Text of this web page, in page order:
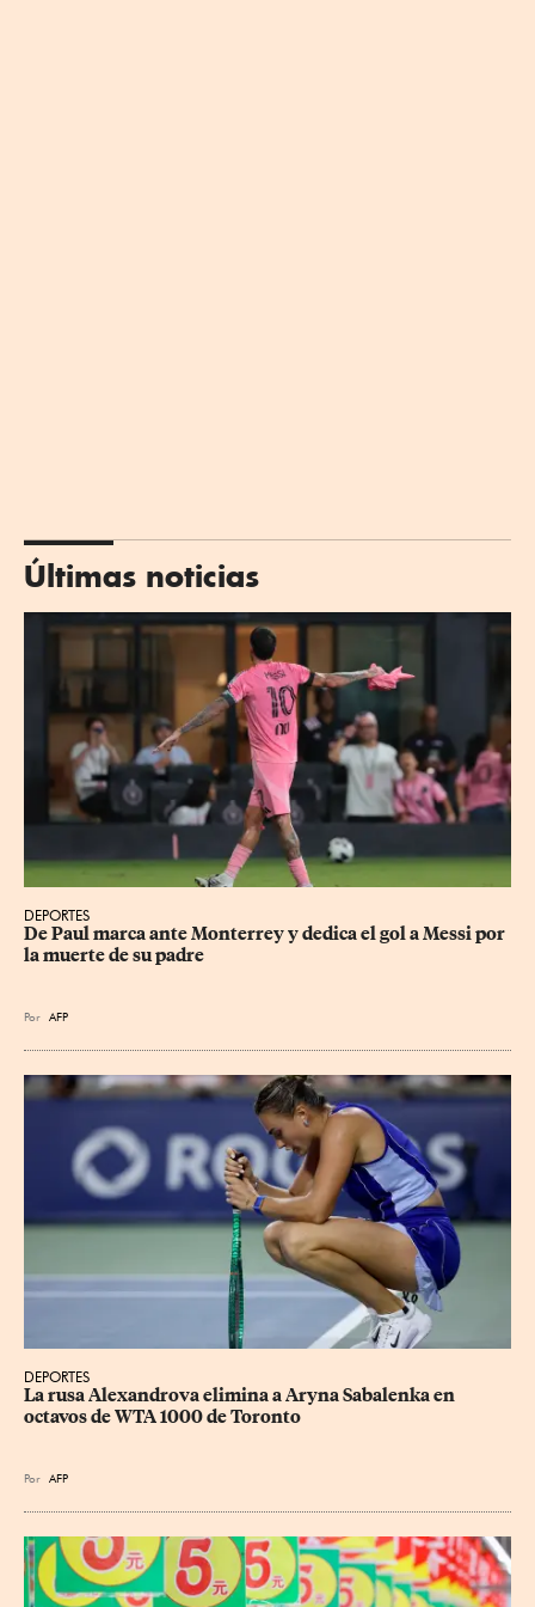
Últimas noticias
DEPORTES
De Paul marca ante Monterrey y dedica el gol a Messi por
la muerte de su padre
Por AFP
DEPORTES
La rusa Alexandrova elimina a Aryna Sabalenka en
octavos de WTA 1000 de Toronto
Por AFP